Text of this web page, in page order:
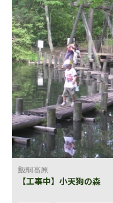
飯綱高原
【工事中】小天狗の森